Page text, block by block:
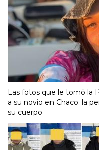
Las fotos que le tomó la
a su novio en Chaco: la
su cuerpo